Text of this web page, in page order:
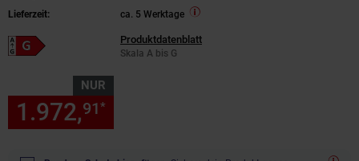
Lieferzeit:
ca. 5 Werktage
Energieeffizienzklasse G auf Skala A bis G
Produktdatenblatt
Skala A bis G
NUR
1.972,91*